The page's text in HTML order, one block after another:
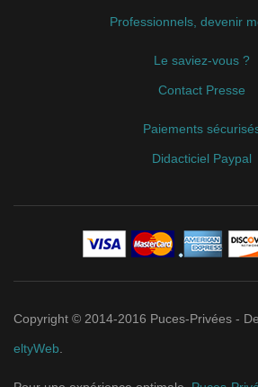
Professionnels, devenir
Le saviez-vous ?
Contact Presse
Paiements
Didacticiel Paypal
Copyright © 2014-2016 Puces-Privées -
eltyWeb